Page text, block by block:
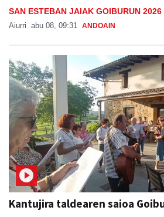
SAN ESTEBAN JAIAK GOIBURUN 2026
Aiurri abu 08, 09:31 ANDOAIN
Kantujira taldearen saioa